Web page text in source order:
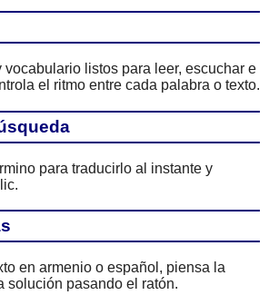
listos para leer, escuchar e
el ritmo entre cada palabra o texto.
para traducirlo al instante y
en armenio o español, piensa la
solución pasando el ratón.